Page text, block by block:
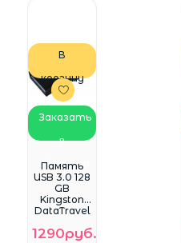
В
корзину
Заказать
в
WhatsApp
Память
USB 3.0 128
GB
Kingston
DataTravel
MicroDuo
1290руб.